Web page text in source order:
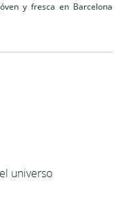
y fresca en Barcelona
universo